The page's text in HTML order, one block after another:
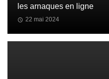
les arnaques en ligne
22 mai 2024